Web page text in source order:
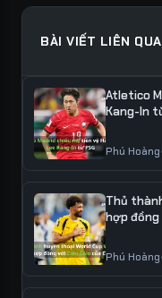
BÀI VIẾT LIÊN
Atletico
Kang-In
Phú Hoàng
Thủ
hợp đồng
Phú Hoàng